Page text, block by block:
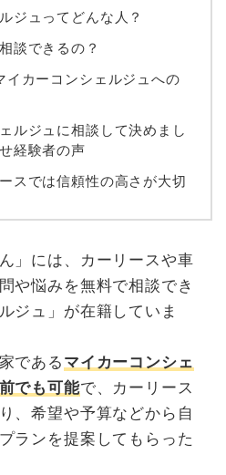
ジュってどんな人？
談できるの？
イカーコンシェルジュへの
ルジュに相談して決めまし
経験者の声
スでは信頼性の高さが大切
」には、カーリースや車
や悩みを無料で相談でき
ジュ」が在籍していま
である マイカーコンシェ
でも可能で、カーリース
、希望や予算などから自
ランを提案してもらった